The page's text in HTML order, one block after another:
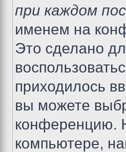
при каждом
именем на
Это сделано
приходилось
вы можете
конференцию.
компьютере,